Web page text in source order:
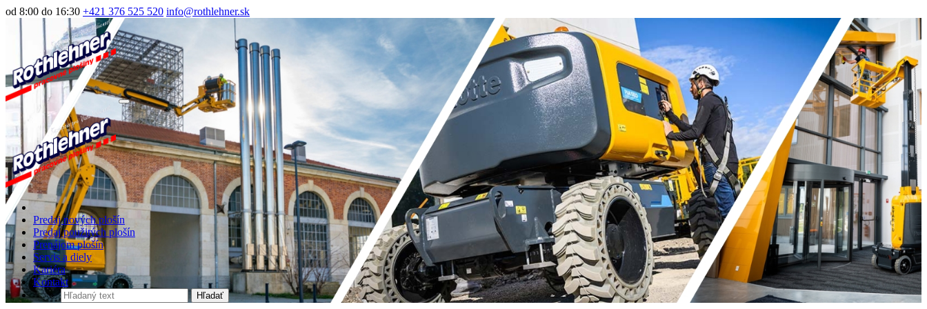
od 8:00 do 16:30 +421 376 525 520 info@rothlehner.sk
Predaj nových plošín
Predaj použitých plošín
Prenájom plošín
Servis a diely
Kariéra
Kontakt
Hľadať